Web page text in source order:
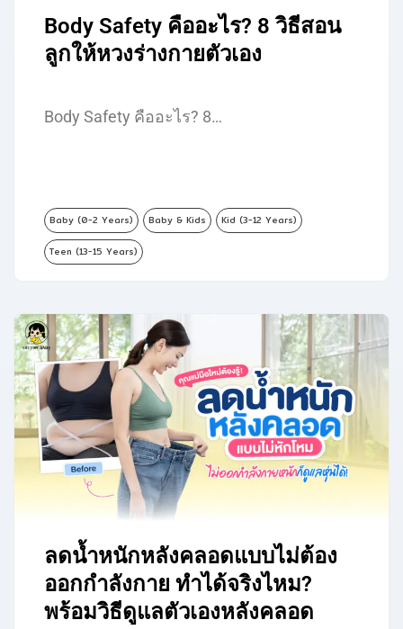
Body Safety คืออะไร? 8 วิธีสอน
ลูกให้หวงร่างกายตัวเอง
Body Safety คืออะไร? 8…
Baby (0-2 Years) Baby & Kids Kid (3-12 Years)
Teen (13-15 Years)
ลดน้ำหนักหลังคลอดแบบไม่ต้อง
ออกกำลังกาย ทำได้จริงไหม?
พร้อมวิธีดูแลตัวเองหลังคลอด